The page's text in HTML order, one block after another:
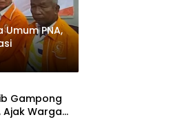
PNA,
Gampong
Ajak Warga
Terapi